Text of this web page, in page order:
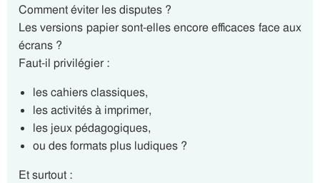
Comment éviter les disputes ?
Les versions papier sont-elles encore efficaces face aux
écrans ?
Faut-il privilégier :
les cahiers classiques,
les activités à imprimer,
les jeux pédagogiques,
ou des formats plus ludiques ?
Et surtout :